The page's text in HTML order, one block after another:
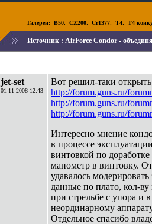
Галереи: B50, CZ200, Cr1377, T4, T4
Источник : AirForce Condor -
jet-set
01-11-2008 12:43
Вот решил-таки
http://forum.guns.ru/
http://forum.guns.ru/
http://forum.guns.ru/
Интересно мнение
в процессе
винтовкой по
манометр в винтовку.
удавалось
данные по плато, кол-
при стрельбе с упора и
неординарному
Отдельное спасибо